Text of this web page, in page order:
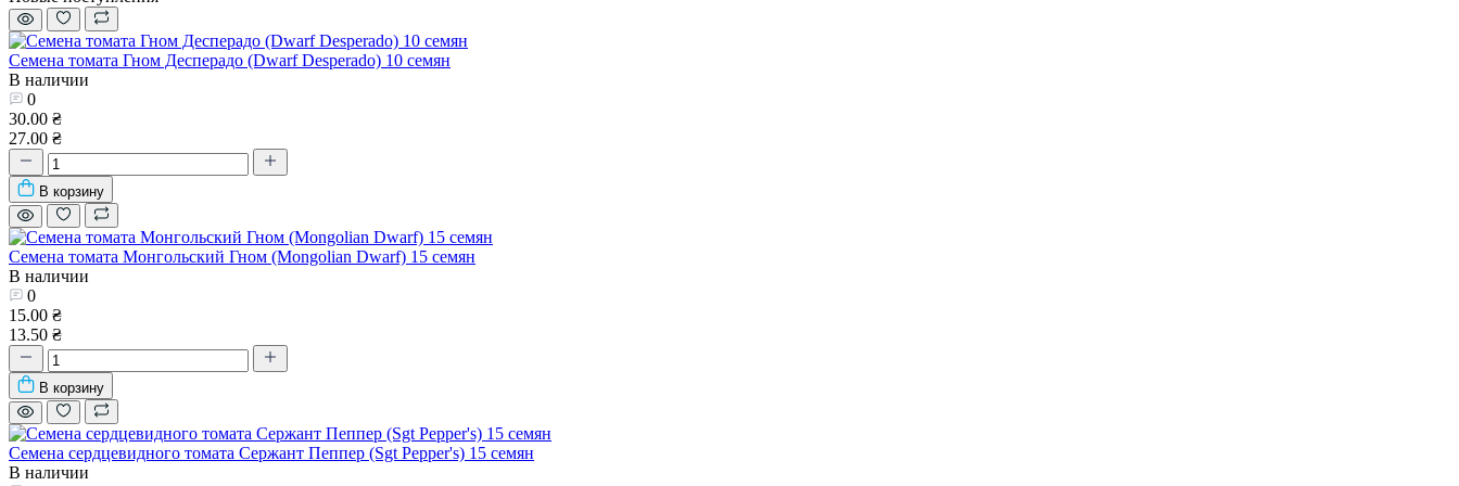
Семена томата Гном Десперадо (Dwarf Desperado) 10 семян
В наличии
0
30.00 ₴
27.00 ₴
В корзину
Семена томата Монгольский Гном (Mongolian Dwarf) 15 семян
В наличии
0
15.00 ₴
13.50 ₴
В корзину
Семена сердцевидного томата Сержант Пеппер (Sgt Pepper's) 15 семян
В наличии